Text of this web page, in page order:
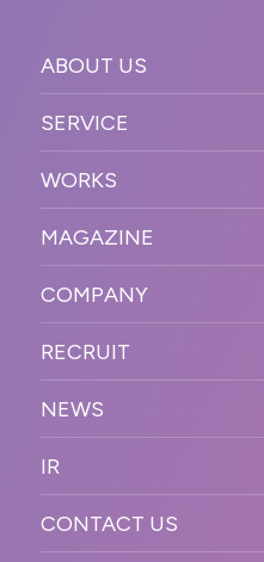
ABOUT US
PURPOSE
VISION
OUR DNA
SERVICE
STRONG POINT
BUSINESS DOMAIN
SOLUTION
WORKFLOW
WORKS
オンラインイベント
SNSプロモーション
プラットフォーム販
促
デジタル制作・映像
制作
PR
カ
MAGAZINE
COMPANY
COMPANY
MESSAGE
OFFICER
ACCESS
ORGANIZATION CHART
RECRUIT
新卒採用
キャリア採用
NEWS
IR
CONTACT US